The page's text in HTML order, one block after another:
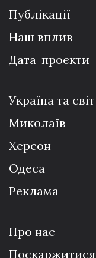
Публікації
Наш вплив
Дата-проєкти
Україна та світ
Миколаїв
Херсон
Одеса
Реклама
Про нас
Поскаржитися